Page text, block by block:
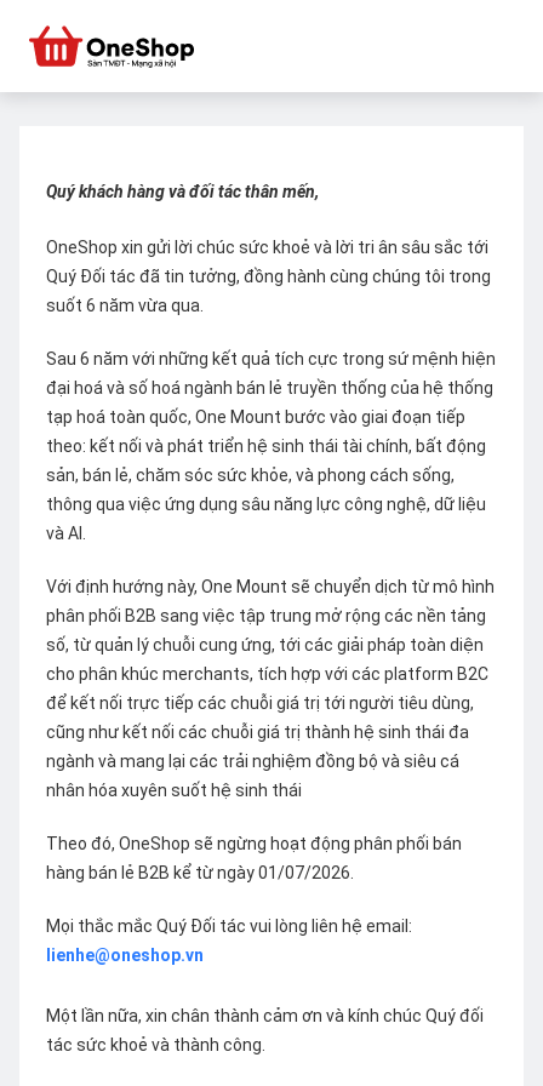
Quý khách hàng và đối tác thân mến,
OneShop xin gửi lời chúc sức khoẻ và lời tri ân sâu sắc tới
Quý Đối tác đã tin tưởng, đồng hành cùng chúng tôi trong
suốt 6 năm vừa qua.
Sau 6 năm với những kết quả tích cực trong sứ mệnh hiện
đại hoá và số hoá ngành bán lẻ truyền thống của hệ thống
tạp hoá toàn quốc, One Mount bước vào giai đoạn tiếp
theo: kết nối và phát triển hệ sinh thái tài chính, bất động
sản, bán lẻ, chăm sóc sức khỏe, và phong cách sống,
thông qua việc ứng dụng sâu năng lực công nghệ, dữ liệu
và AI.
Với định hướng này, One Mount sẽ chuyển dịch từ mô hình
phân phối B2B sang việc tập trung mở rộng các nền tảng
số, từ quản lý chuỗi cung ứng, tới các giải pháp toàn diện
cho phân khúc merchants, tích hợp với các platform B2C
để kết nối trực tiếp các chuỗi giá trị tới người tiêu dùng,
cũng như kết nối các chuỗi giá trị thành hệ sinh thái đa
ngành và mang lại các trải nghiệm đồng bộ và siêu cá
nhân hóa xuyên suốt hệ sinh thái
Theo đó, OneShop sẽ ngừng hoạt động phân phối bán
hàng bán lẻ B2B kể từ ngày 01/07/2026.
Mọi thắc mắc Quý Đối tác vui lòng liên hệ email:
lienhe@oneshop.vn
Một lần nữa, xin chân thành cảm ơn và kính chúc Quý đối
tác sức khoẻ và thành công.